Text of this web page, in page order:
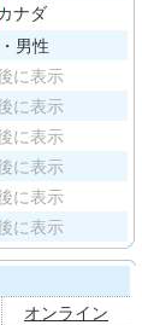
ナダ
男性
に表示
に表示
に表示
に表示
に表示
に表示
オンライン